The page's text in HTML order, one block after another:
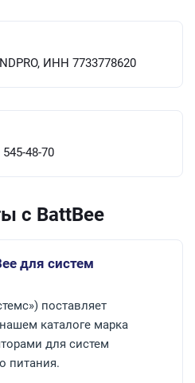
ИНН 7733778620
48-70
с BattBee
для систем
поставляет
каталоге марка
для систем
питания.